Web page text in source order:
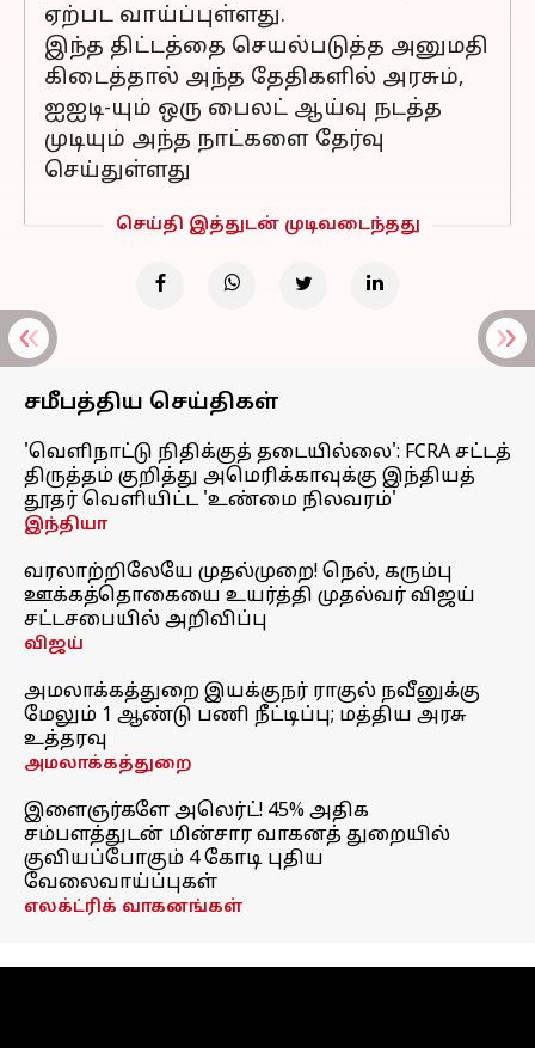
ஏற்பட வாய்ப்புள்ளது.
இந்த திட்டத்தை செயல்படுத்த அனுமதி
கிடைத்தால் அந்த தேதிகளில் அரசும்,
ஐஐடி-யும் ஒரு பைலட் ஆய்வு நடத்த
முடியும் அந்த நாட்களை தேர்வு
செய்துள்ளது
செய்தி இத்துடன் முடிவடைந்தது
சமீபத்திய செய்திகள்
'வெளிநாட்டு நிதிக்குத் தடையில்லை': FCRA சட்டத்
திருத்தம் குறித்து அமெரிக்காவுக்கு இந்தியத்
தூதர் வெளியிட்ட 'உண்மை நிலவரம்'
இந்தியா
வரலாற்றிலேயே முதல்முறை! நெல், கரும்பு
ஊக்கத்தொகையை உயர்த்தி முதல்வர் விஜய்
சட்டசபையில் அறிவிப்பு
விஜய்
அமலாக்கத்துறை இயக்குநர் ராகுல் நவீனுக்கு
மேலும் 1 ஆண்டு பணி நீட்டிப்பு; மத்திய அரசு
உத்தரவு
அமலாக்கத்துறை
இளைஞர்களே அலெர்ட்! 45% அதிக
சம்பளத்துடன் மின்சார வாகனத் துறையில்
குவியப்போகும் 4 கோடி புதிய
வேலைவாய்ப்புகள்
எலக்ட்ரிக் வாகனங்கள்